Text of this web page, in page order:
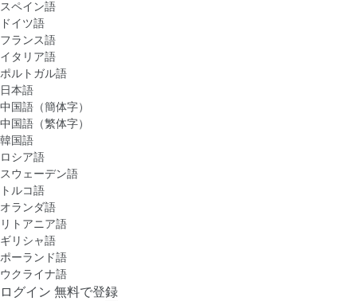
スペイン語
ドイツ語
フランス語
イタリア語
ポルトガル語
日本語
中国語（簡体字）
中国語（繁体字）
韓国語
ロシア語
スウェーデン語
トルコ語
オランダ語
リトアニア語
ギリシャ語
ポーランド語
ウクライナ語
ログイン 無料で登録